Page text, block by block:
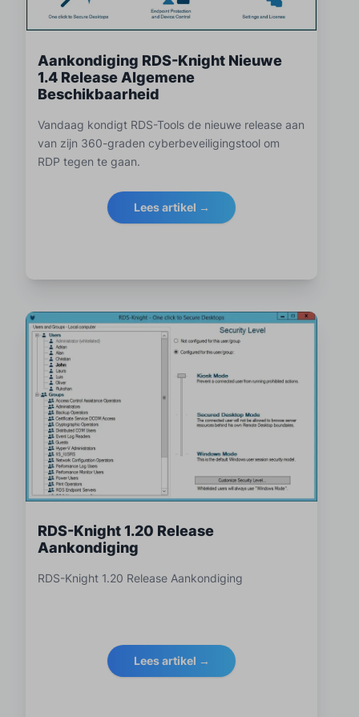
Aankondiging RDS-Knight Nieuwe
1.4 Release Algemene
Beschikbaarheid
Vandaag kondigt RDS-Tools de nieuwe release aan
van zijn 360-graden cyberbeveiligingstool om
RDP tegen te gaan.
Lees artikel →
RDS-Knight 1.20 Release
Aankondiging
RDS-Knight 1.20 Release Aankondiging
Lees artikel →